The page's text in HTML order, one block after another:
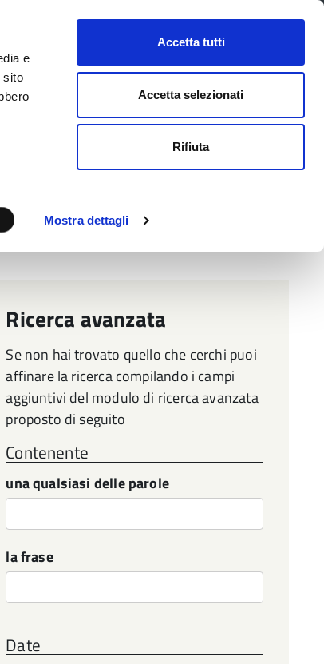
e
sito
Mostra dettagli
Accetta tutti
Accetta selezionati
Rifiuta
CONTATTI URP SERVIZI ONLINE
Seguici su FacebookTwitterInstagram
LinkedIn
cerca nel sito
Ricerca avanzata
Se non hai trovato quello che cerchi puoi
affinare la ricerca compilando i campi
aggiuntivi del modulo di ricerca avanzata
proposto di seguito
Contenente
una qualsiasi delle parole
la frase
Date